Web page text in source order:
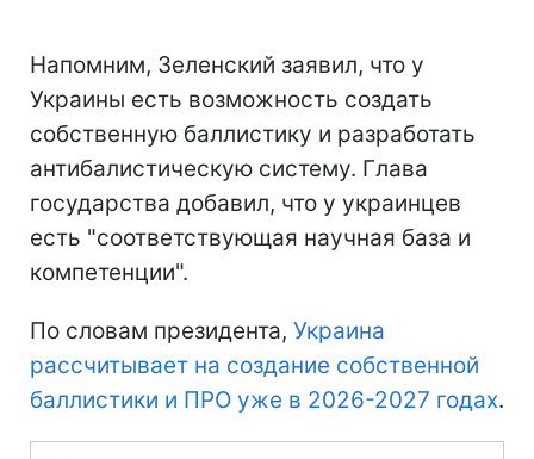
Напомним, Зеленский заявил, что у
Украины есть возможность создать
собственную баллистику и разработать
антибалистическую систему. Глава
государства добавил, что у украинцев
есть "соответствующая научная база и
компетенции".
По словам президента, Украина
рассчитывает на создание собственной
баллистики и ПРО уже в 2026-2027 годах.